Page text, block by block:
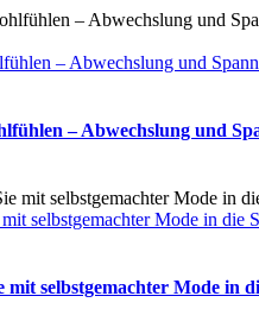
– Abwechslung und
– Abwechslung und
mit selbstgemachter Mode in die
mit selbstgemachter Mode in